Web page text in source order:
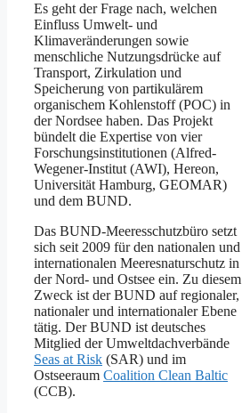
Es geht der Frage nach, welchen
Einfluss Umwelt- und
Klimaveränderungen sowie
menschliche Nutzungsdrücke auf
Transport, Zirkulation und
Speicherung von partikulärem
organischem Kohlenstoff (POC) in
der Nordsee haben. Das Projekt
bündelt die Expertise von vier
Forschungsinstitutionen (Alfred-
Wegener-Institut (AWI), Hereon,
Universität Hamburg, GEOMAR)
und dem BUND.
Das BUND-Meeresschutzbüro setzt
sich seit 2009 für den nationalen und
internationalen Meeresnaturschutz in
der Nord- und Ostsee ein. Zu diesem
Zweck ist der BUND auf regionaler,
nationaler und internationaler Ebene
tätig. Der BUND ist deutsches
Mitglied der Umweltdachverbände
Seas at Risk (SAR) und im
Ostseeraum Coalition Clean Baltic
(CCB).